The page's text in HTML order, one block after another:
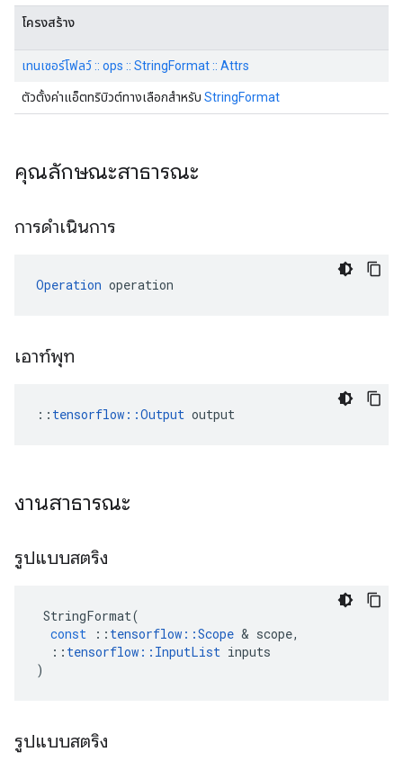
โครงสร้าง
เทนเซอร์โฟลว์ :: ops :: StringFormat :: Attrs
ตัวตั้งค่าแอ็ตทริบิวต์ทางเลือกสำหรับ StringFormat
คุณลักษณะสาธารณะ
การดำเนินการ
Operation operation
เอาท์พุท
:: tensorflow::Output output
งานสาธารณะ
รูปแบบสตริง
StringFormat(
const
:: tensorflow ::Scope & scope,
:: tensorflow :: InputList inputs
)
รูปแบบสตริง